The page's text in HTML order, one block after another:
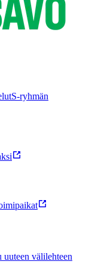
S-ryhmän
uuteen välilehteen